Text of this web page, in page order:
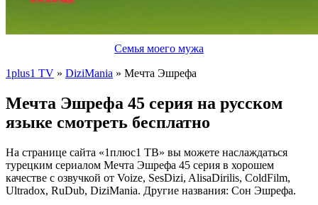
Семья моего мужа
1plus1 TV » DiziMania » Мечта Эшрефа
Мечта Эшрефа 45 серия на русском
языке смотреть бесплатно
На странице сайта «1плюс1 ТВ» вы можете наслаждаться
турецким сериалом Мечта Эшрефа 45 серия в хорошем
качестве с озвучкой от Voize, SesDizi, AlisaDirilis, ColdFilm,
Ultradox, RuDub, DiziMania. Другие названия: Сон Эшрефа.